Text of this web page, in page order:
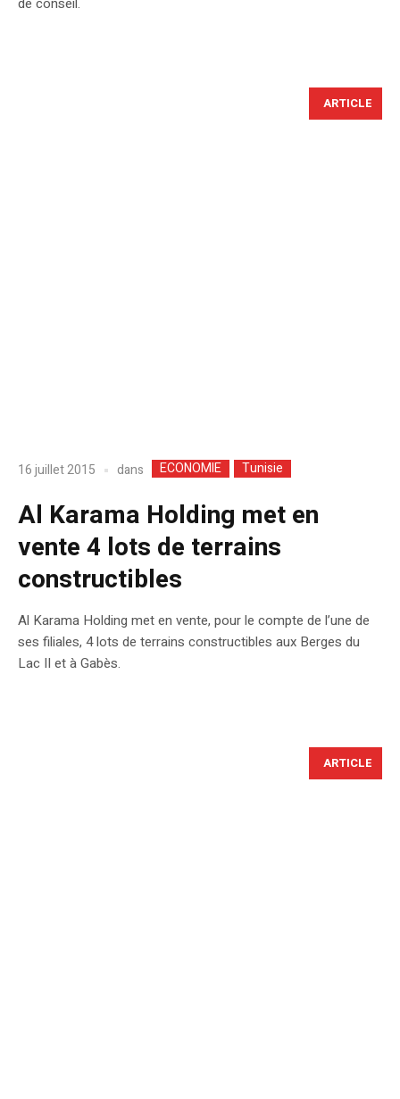
ARTICLE
16 juillet 2015 dans ECONOMIE Tunisie
Al Karama Holding met en
vente 4 lots de terrains
constructibles
Al Karama Holding met en vente, pour le compte de l’une de
ses filiales, 4 lots de terrains constructibles aux Berges du
Lac II et à Gabès.
ARTICLE